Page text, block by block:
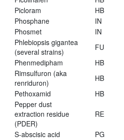
Picloram
HB
Phosphane
IN
Phosmet
IN
Phlebiopsis gigantea
(several strains)
FU
Phenmedipham
HB
Rimsulfuron (aka
renriduron)
HB
Pethoxamid
HB
Pepper dust
extraction residue
(PDER)
RE
S-abscisic acid
PG